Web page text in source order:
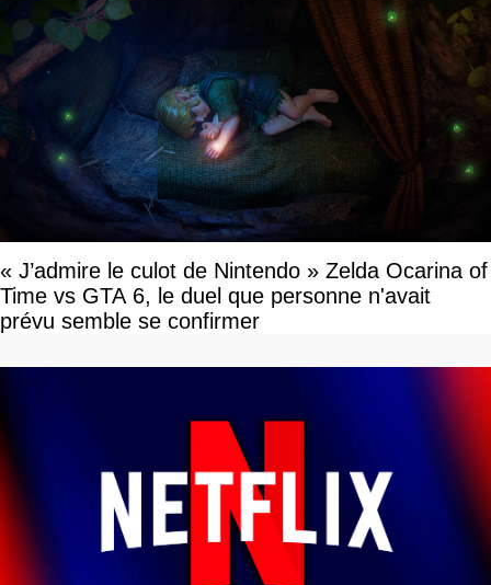
« J’admire le culot de Nintendo » Zelda Ocarina of
Time vs GTA 6, le duel que personne n'avait
prévu semble se confirmer